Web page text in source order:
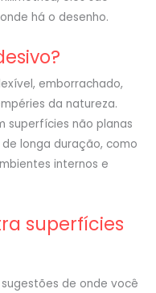
há o desenho.
emborrachado,
da natureza.
superfícies não planas
longa duração, como
internos e
superfícies
de onde você